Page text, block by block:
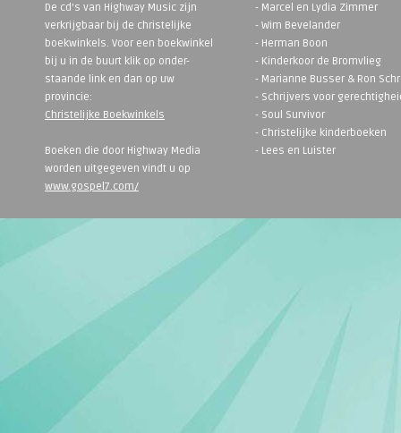
De cd's van Highway Music zijn
verkrijgbaar bij de christelijke
boekwinkels. Voor een boekwinkel
bij u in de buurt klik op onder-
staande link en dan op uw
provincie:
Christelijke Boekwinkels
Boeken die door Highway Media
worden uitgegeven vindt u op
www.gospel7.com/
- Marcel en Lydia Zimmer
- Wim Bevelander
- Herman Boon
- Kinderkoor de Bromvlieg
- Marianne Busser & Ron
- Schrijvers voor
- Soul Survivor
- Christelijke kinderboeken
- Lees en Luister